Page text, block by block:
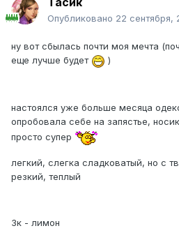
Опубликовано 22 сентября,
ну вот сбылась почти моя мечта
еще лучше будет
)
настоялся уже больше месяца
опробовала себе на запястье,
просто супер
легкий, слегка сладковатый, но с
резкий, теплый
3к - лимон